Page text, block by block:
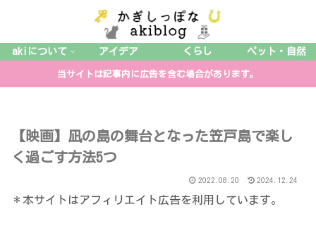
akiについて アイデア くらし ペット・自然
当サイトは記事内に広告を含む場合があります。
【映画】凪の島の舞台となった笠戸島で楽し
く過ごす方法5つ
2022.08.20 2024.12.24
＊本サイトはアフィリエイト広告を利用しています。